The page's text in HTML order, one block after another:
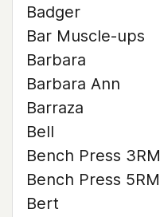
Badger
Bar Muscle-ups
Barbara
Barbara Ann
Barraza
Bell
Bench Press 3RM
Bench Press 5RM
Bert